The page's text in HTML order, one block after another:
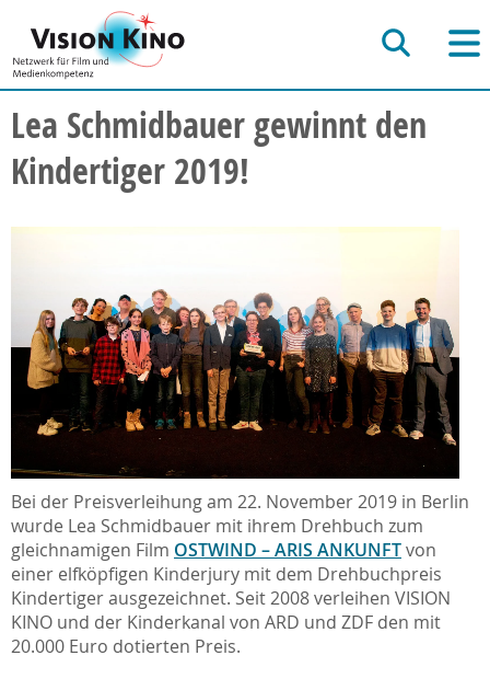
Lea Schmidbauer gewinnt den
Kindertiger 2019!
Bei der Preisverleihung am 22. November 2019 in Berlin
wurde Lea Schmidbauer mit ihrem Drehbuch zum
gleichnamigen Film OSTWIND – ARIS ANKUNFTvon
einer elfköpfigen Kinderjury mit dem Drehbuchpreis
Kindertiger ausgezeichnet. Seit 2008 verleihen VISION
KINO und der Kinderkanal von ARD und ZDF den mit
20.000 Euro dotierten Preis.